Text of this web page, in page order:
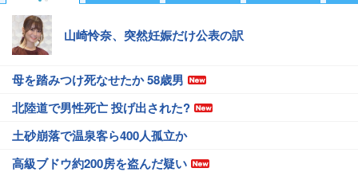
山崎怜奈、突然妊娠だけ公表の訳
母を踏みつけ死なせたか 58歳男
北陸道で男性死亡 投げ出された?
土砂崩落で温泉客ら400人孤立か
高級ブドウ約200房を盗んだ疑い